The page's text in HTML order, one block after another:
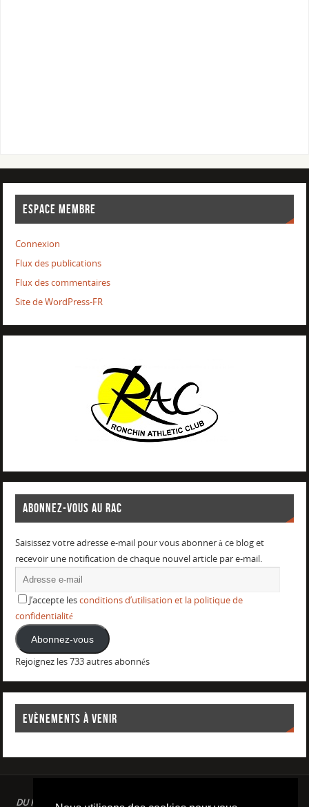
ESPACE MEMBRE
Connexion
Flux des publications
Flux des commentaires
Site de WordPress-FR
ABONNEZ-VOUS AU RAC
Saisissez votre adresse e-mail pour vous abonner à ce blog et
recevoir une notification de chaque nouvel article par e-mail.
J’accepte lesconditions d’utilisation et la politique de
confidentialité
Abonnez-vous
Rejoignez les 733 autres abonnés
EVÈNEMENTS À VENIR
DU PLAISIR DANS LE SPORT LOISIR A LA COMPETITION : AQUAGYM /